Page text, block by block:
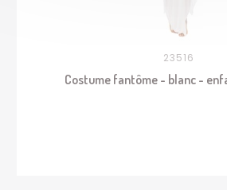
23516
Costume fantôme - blanc -